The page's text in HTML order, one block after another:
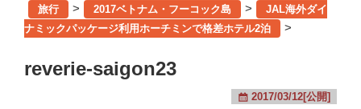
旅行 > 2017ベトナム・フーコック島 >
JAL海外ダイ
ナミックパッケージ利用ホーチミンで格差ホテル2泊
>
reverie-saigon23
2017/03/12[公開]